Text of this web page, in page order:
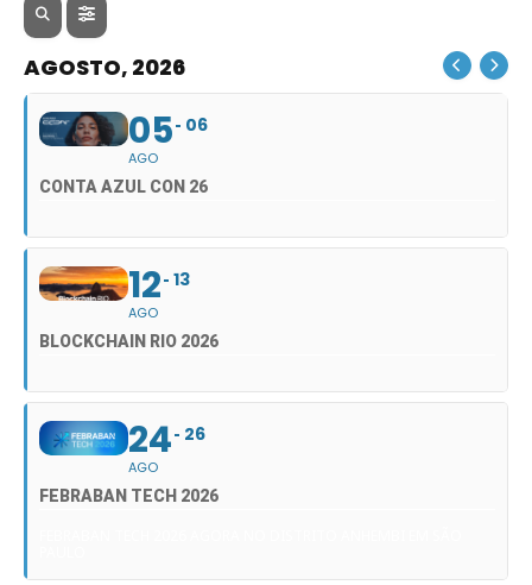
AGOSTO, 2026
05
AGO
06
CONTA AZUL CON 26
12
AGO
13
BLOCKCHAIN RIO 2026
24
AGO
26
FEBRABAN TECH 2026